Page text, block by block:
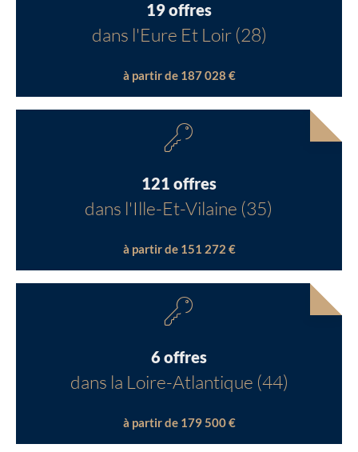
19 offres
dans l'Eure Et Loir (28)
à partir de 187 028 €
121 offres
dans l'Ille-Et-Vilaine (35)
à partir de 151 272 €
6 offres
dans la Loire-Atlantique (44)
à partir de 179 500 €